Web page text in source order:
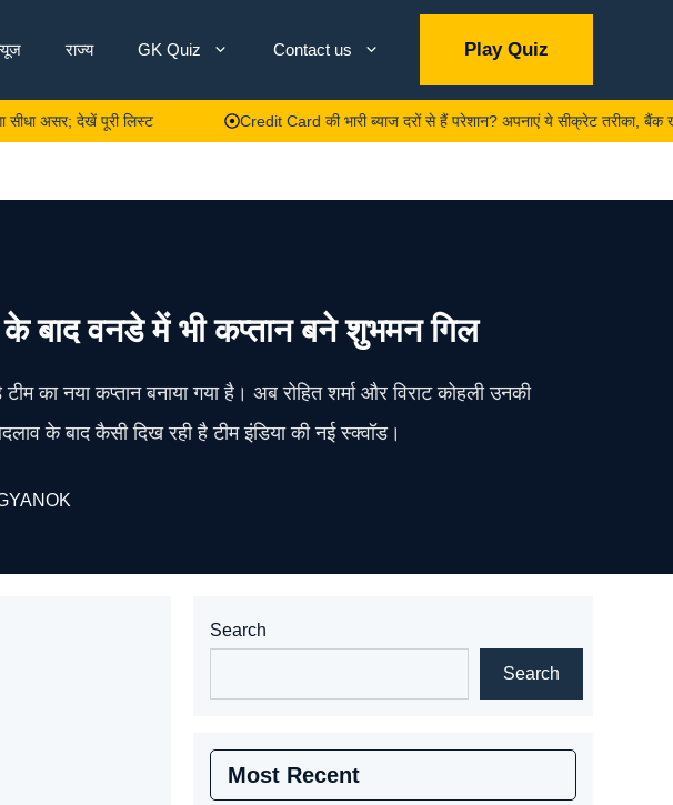
राज्य GK Quiz Contact us Play Quiz
देखें पूरी लिस्ट Credit Card की भारी ब्याज दरों से हैं परेशान? अपनाएं ये सीक्रेट तरीका, बैंक खुद कम
के बाद वनडे में भी कप्तान बने शुभमन गिल
का नया कप्तान बनाया गया है। अब रोहित शर्मा और विराट कोहली उनकी
के बाद कैसी दिख रही है टीम इंडिया की नई स्क्वॉड।
Search
Search
Most Recent